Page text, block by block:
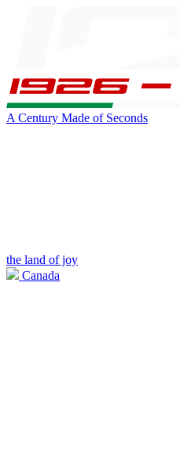
A Century Made of Seconds
the land of joy
Canada